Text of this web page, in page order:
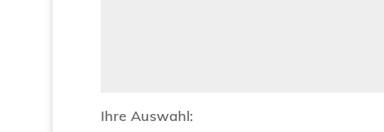
Ihre Auswahl: